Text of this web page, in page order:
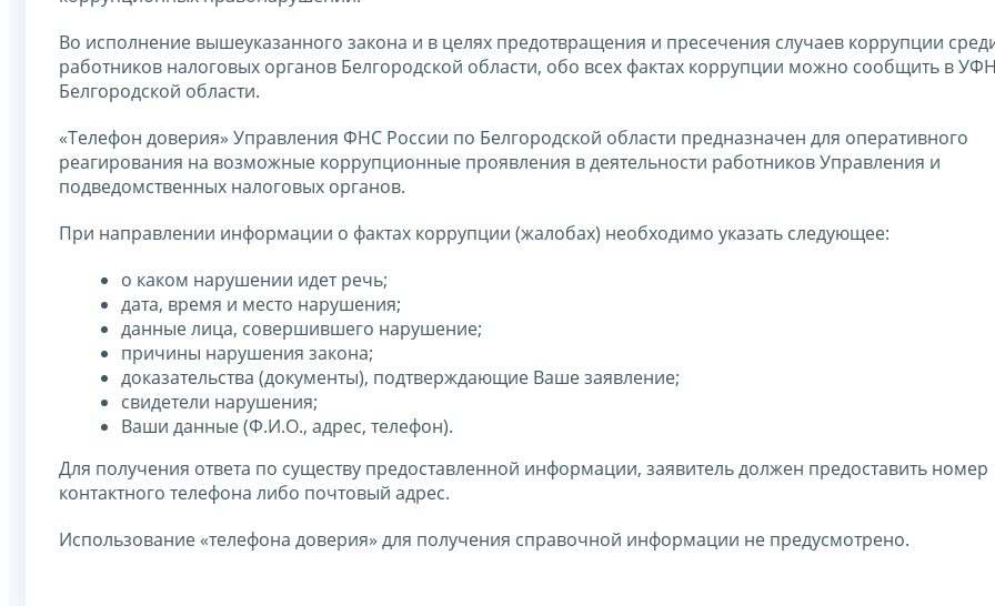
Во исполнение вышеуказанного закона и в целях предотвращения и пресечения случаев коррупции
работников налоговых органов Белгородской области, обо всех фактах коррупции можно сообщить в
Белгородской области.
«Телефон доверия» Управления ФНС России по Белгородской области предназначен для оперативного
реагирования на возможные коррупционные проявления в деятельности работников Управления и
подведомственных налоговых органов.
При направлении информации о фактах коррупции (жалобах) необходимо указать следующее:
о каком нарушении идет речь;
дата, время и место нарушения;
данные лица, совершившего нарушение;
причины нарушения закона;
доказательства (документы), подтверждающие Ваше заявление;
свидетели нарушения;
Ваши данные (Ф.И.О., адрес, телефон).
Для получения ответа по существу предоставленной информации, заявитель должен предоставить номер
контактного телефона либо почтовый адрес.
Использование «телефона доверия» для получения справочной информации не предусмотрено.